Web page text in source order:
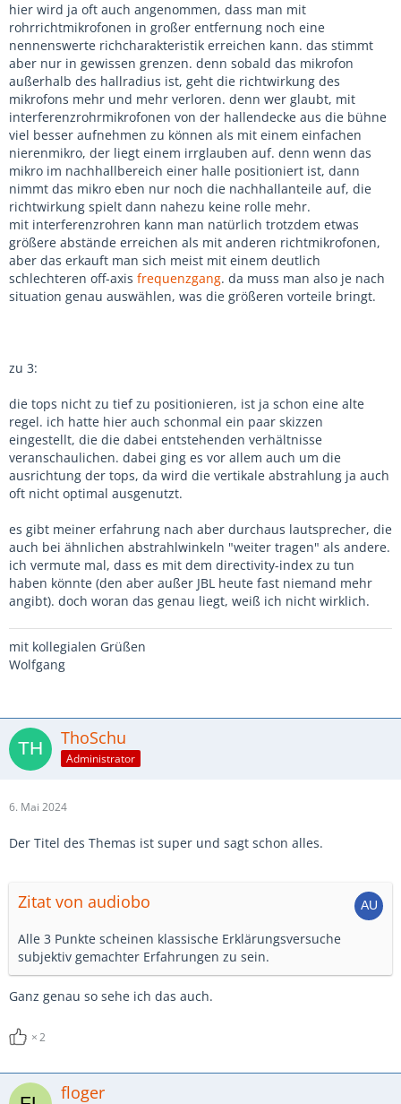
hier wird ja oft auch angenommen, dass man mit
rohrrichtmikrofonen in großer entfernung noch eine
nennenswerte richcharakteristik erreichen kann. das stimmt
aber nur in gewissen grenzen. denn sobald das mikrofon
außerhalb des hallradius ist, geht die richtwirkung des
mikrofons mehr und mehr verloren. denn wer glaubt, mit
interferenzrohrmikrofonen von der hallendecke aus die bühne
viel besser aufnehmen zu können als mit einem einfachen
nierenmikro, der liegt einem irrglauben auf. denn wenn das
mikro im nachhallbereich einer halle positioniert ist, dann
nimmt das mikro eben nur noch die nachhallanteile auf, die
richtwirkung spielt dann nahezu keine rolle mehr.
mit interferenzrohren kann man natürlich trotzdem etwas
größere abstände erreichen als mit anderen richtmikrofonen,
aber das erkauft man sich meist mit einem deutlich
schlechteren off-axis frequenzgang. da muss man also je nach
situation genau auswählen, was die größeren vorteile bringt.
zu 3:
die tops nicht zu tief zu positionieren, ist ja schon eine alte
regel. ich hatte hier auch schonmal ein paar skizzen
eingestellt, die die dabei entstehenden verhältnisse
veranschaulichen. dabei ging es vor allem auch um die
ausrichtung der tops, da wird die vertikale abstrahlung ja auch
oft nicht optimal ausgenutzt.
es gibt meiner erfahrung nach aber durchaus lautsprecher, die
auch bei ähnlichen abstrahlwinkeln "weiter tragen" als andere.
ich vermute mal, dass es mit dem directivity-index zu tun
haben könnte (den aber außer JBL heute fast niemand mehr
angibt). doch woran das genau liegt, weiß ich nicht wirklich.
mit kollegialen Grüßen
Wolfgang
ThoSchu
Administrator
6. Mai 2024
Der Titel des Themas ist super und sagt schon alles.
Zitat von audiobo
Alle 3 Punkte scheinen klassische Erklärungsversuche
subjektiv gemachter Erfahrungen zu sein.
Ganz genau so sehe ich das auch.
2
floger